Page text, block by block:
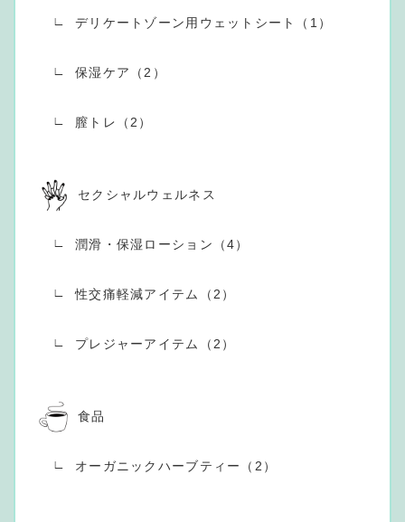
デリケートゾーン用ウェットシート（1）
保湿ケア（2）
膣トレ（2）
セクシャルウェルネス
潤滑・保湿ローション（4）
性交痛軽減アイテム（2）
プレジャーアイテム（2）
食品
オーガニックハーブティー（2）